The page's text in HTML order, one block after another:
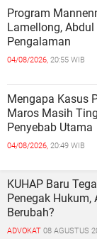
Program
Lamellong,
Pengalaman
04/08/2026, 20:55 WIB
Mengapa Kasus
Maros Masih
Penyebab Utama
04/08/2026, 20:49 WIB
KUHAP Baru
Penegak Hukum,
Berubah?
ADVOKAT 08 AGUSTUS